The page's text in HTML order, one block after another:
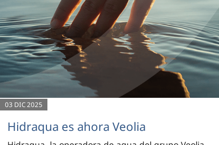
03 DIC 2025
Hidraqua es ahora Veolia